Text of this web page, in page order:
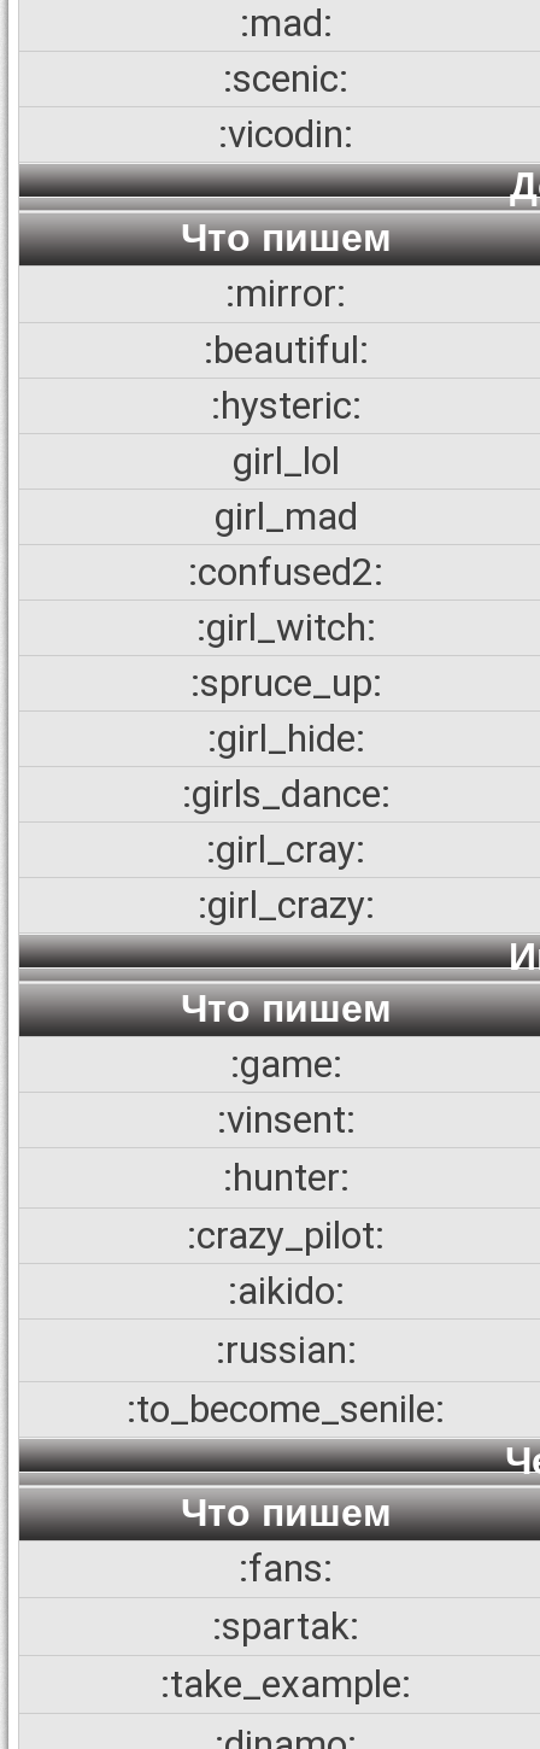
:mad:
:scenic:
:vicodin:
Что пишем
:mirror:
:beautiful:
:hysteric:
girl_lol
girl_mad
:confused2:
:girl_witch:
:spruce_up:
:girl_hide:
:girls_dance:
:girl_cray:
:girl_crazy:
Что пишем
:game:
:vinsent:
:hunter:
:crazy_pilot:
:aikido:
:russian:
:to_become_senile:
Что пишем
:fans:
:spartak:
:take_example: